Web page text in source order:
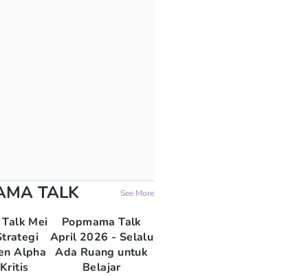
TALK See More
Mei
Alpha
Popmama Talk
April 2026 - Selalu
Ada Ruang untuk
Belajar